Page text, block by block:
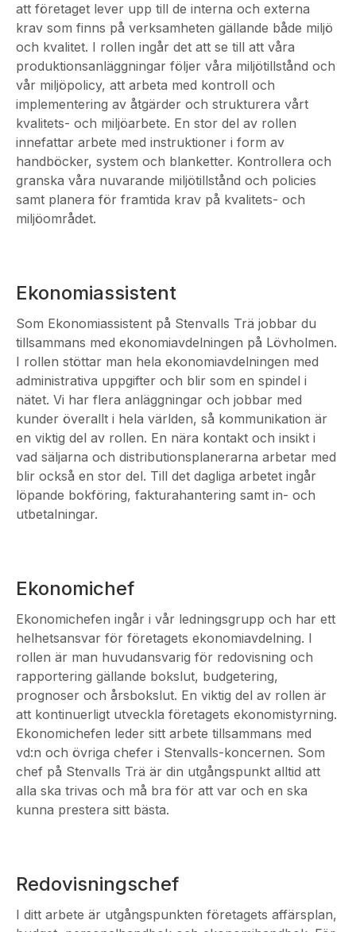
att företaget lever upp till de interna och externa
krav som finns på verksamheten gällande både miljö
och kvalitet. I rollen ingår det att se till att våra
produktionsanläggningar följer våra miljötillstånd och
vår miljöpolicy, att arbeta med kontroll och
implementering av åtgärder och strukturera vårt
kvalitets- och miljöarbete. En stor del av rollen
innefattar arbete med instruktioner i form av
handböcker, system och blanketter. Kontrollera och
granska våra nuvarande miljötillstånd och policies
samt planera för framtida krav på kvalitets- och
miljöområdet.
Ekonomiassistent
Som Ekonomiassistent på Stenvalls Trä jobbar du
tillsammans med ekonomiavdelningen på Lövholmen.
I rollen stöttar man hela ekonomiavdelningen med
administrativa uppgifter och blir som en spindel i
nätet. Vi har flera anläggningar och jobbar med
kunder överallt i hela världen, så kommunikation är
en viktig del av rollen. En nära kontakt och insikt i
vad säljarna och distributionsplanerarna arbetar med
blir också en stor del. Till det dagliga arbetet ingår
löpande bokföring, fakturahantering samt in- och
utbetalningar.
Ekonomichef
Ekonomichefen ingår i vår ledningsgrupp och har ett
helhetsansvar för företagets ekonomiavdelning. I
rollen är man huvudansvarig för redovisning och
rapportering gällande bokslut, budgetering,
prognoser och årsbokslut. En viktig del av rollen är
att kontinuerligt utveckla företagets ekonomistyrning.
Ekonomichefen leder sitt arbete tillsammans med
vd:n och övriga chefer i Stenvalls-koncernen. Som
chef på Stenvalls Trä är din utgångspunkt alltid att
alla ska trivas och må bra för att var och en ska
kunna prestera sitt bästa.
Redovisningschef
I ditt arbete är utgångspunkten företagets affärsplan,